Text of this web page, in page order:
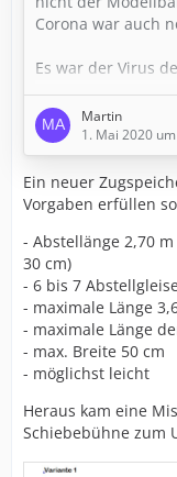
Corona war auch
Es war der Virus
Züge, Der Virus
Modellbahn
FREMOdulen aus.
Schiebebühne
weiß ich die
gesattelt und von
Martin
1. Mai 2020
Ein neuer
Vorgaben erfüllen
- Abstellänge 2,70
30 cm)
- 6 bis 7 Abstellgleise
- maximale Länge
- maximale Länge
- max. Breite 50 cm
- möglichst leicht
Heraus kam eine
Schiebebühne zum